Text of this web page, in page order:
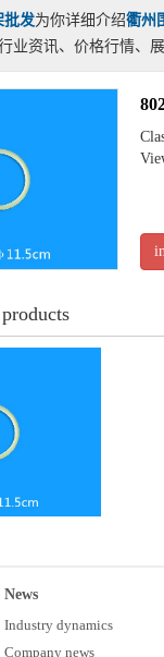
批发为你详细介绍衢州
业资讯、价格行情、
News
Industry dynamics
Company news